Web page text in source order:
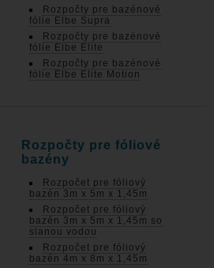
Rozpočty pre bazénové
fólie Elbe Supra
Rozpočty pre bazénové
fólie Elbe Elite
Rozpočty pre bazénové
fólie Elbe Elite Motion
Rozpočty pre fóliové
bazény
Rozpočet pre fóliový
bazén 3m x 5m x 1,45m
Rozpočet pre fóliový
bazén 3m x 5m x 1,45m so
slanou vodou
Rozpočet pre fóliový
bazén 4m x 8m x 1,45m